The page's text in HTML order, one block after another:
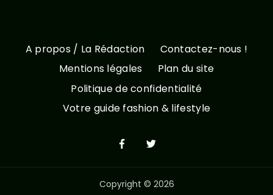
A propos / La Rédaction
Contactez-nous !
Mentions légales
Plan du site
Politique de confidentialité
Votre guide fashion & lifestyle
Copyright © 2026